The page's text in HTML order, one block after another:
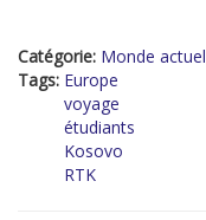
Catégorie: Monde actuel
Tags: Europe
voyage
étudiants
Kosovo
RTK